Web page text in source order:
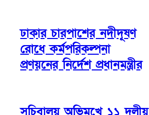
ঢাকার চারপাশের নদীদূষণ
রোধে কর্মপরিকল্পনা
প্রণয়নের নির্দেশ প্রধানমন্ত্রীর
সচিবালয় অভিমুখে ১১ দলীয়